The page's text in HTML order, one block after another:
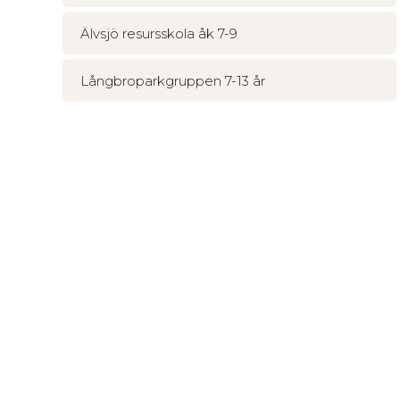
Älvsjö resursskola åk 7-9
Långbroparkgruppen 7-13 år